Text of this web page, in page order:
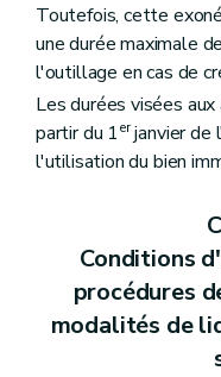
Toutefois, cette
une durée maximale
l'outillage en cas de
Les durées visées
partir du 1erjanvier de
l'utilisation du bien
Conditions
procédures
modalités de